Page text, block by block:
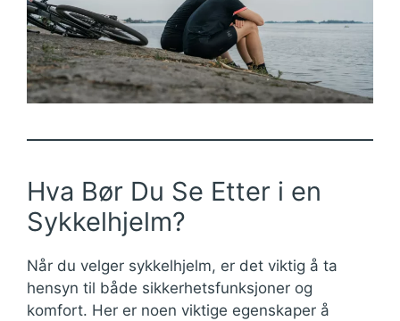
Hva Bør Du Se Etter i en
Sykkelhjelm?
Når du velger sykkelhjelm, er det viktig å ta
hensyn til både sikkerhetsfunksjoner og
komfort. Her er noen viktige egenskaper å